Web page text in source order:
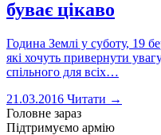
буває цікаво
Година Землі у суботу, 19
які хочуть привернути
спільного для всіх…
21.03.2016 Читати →
Головне зараз
Підтримуємо армію